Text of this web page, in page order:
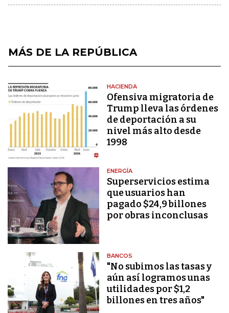
MÁS DE LA REPÚBLICA
HACIENDA
Ofensiva migratoria de
Trump lleva las órdenes
de deportación a su
nivel más alto desde
1998
ENERGÍA
Superservicios estima
que usuarios han
pagado $24,9 billones
por obras inconclusas
BANCOS
"No subimos las tasas y
aún así logramos unas
utilidades por $1,2
billones en tres años"